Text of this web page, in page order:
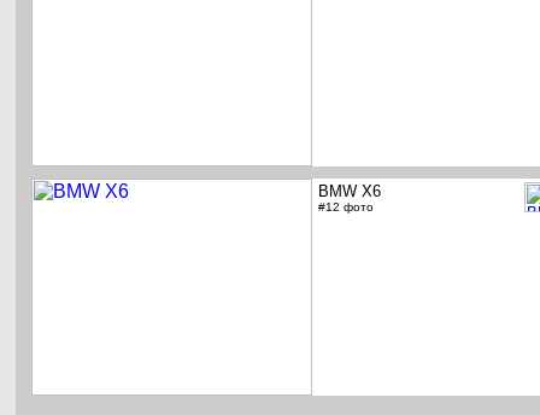
BMW X6
#12 фото